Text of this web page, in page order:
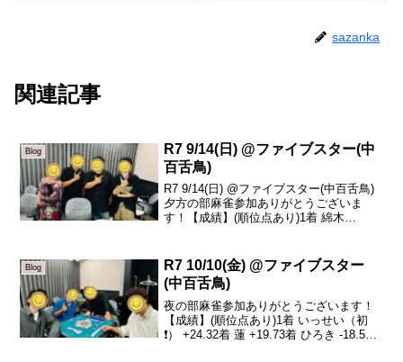
sazanka
関連記事
Blog
R7 9/14(日) @ファイブスター(中
百舌鳥)
R7 9/14(日) @ファイブスター(中百舌鳥)
夕方の部麻雀参加ありがとうございま
す！【成績】(順位点あり)1着 綿木
プは綿木さんです...
Blog
R7 10/10(金) @ファイブスター
(中百舌鳥)
夜の部麻雀参加ありがとうございます！
【成績】(順位点あり)1着 いっせい（初
❗️） +24.32着 蓮 +19.73着 ひろき -18.54